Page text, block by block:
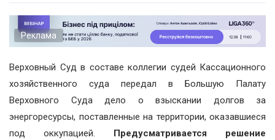
Реклама
Верховный Суд в составе коллегии судей Кассационного
хозяйственного суда передал в Большую Палату
Верховного Суда дело о взыскании долгов за
энергоресурсы, поставленные на территории, оказавшиеся
под оккупацией. Предусматривается решение